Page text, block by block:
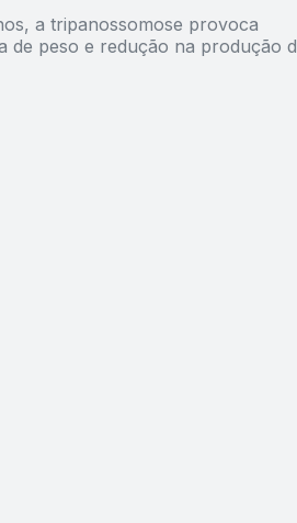
a tripanossomose provoca
de peso e redução na produção